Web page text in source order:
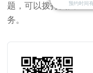
题，可以拨打页面
务。
预约时间